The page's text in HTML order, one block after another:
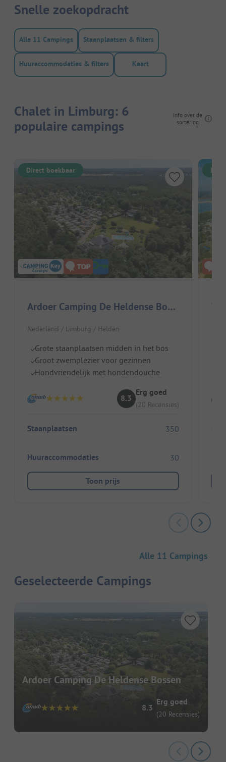
Snelle zoekopdracht
Alle 11 Campings Staanplaatsen & filters
Huuraccommodaties & filters Kaart
Chalet in Limburg: 6
populaire campings
Info over de
sortering
Direct boekbaar
Ardoer Camping De Heldense Bossen
Nederland / Limburg / Helden
Grote staanplaatsen midden in het bos
Groot zwemplezier voor gezinnen
Hondvriendelijk met hondendouche
8.3
Erg goed
(20 Recensies)
Staanplaatsen 350
Huuraccommodaties 30
Toon prijs
Alle 11 Campings
Geselecteerde Campings
Ardoer Camping De Heldense Bossen
8.3
Erg goed
(20 Recensies)